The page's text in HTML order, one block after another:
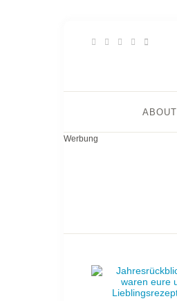
ABOUT
Werbung